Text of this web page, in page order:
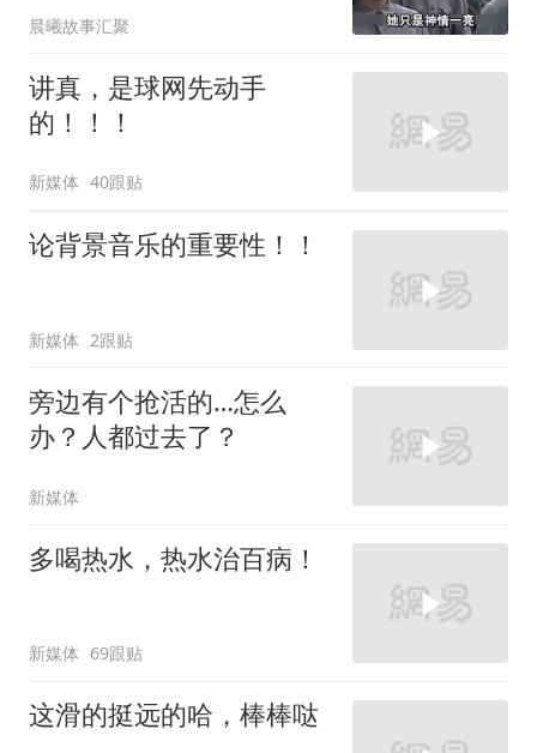
晨曦故事汇聚
讲真，是球网先动手
的！！！
新媒体 40跟贴
论背景音乐的重要性！！
新媒体 2跟贴
旁边有个抢活的…怎么
办？人都过去了？
新媒体
多喝热水，热水治百病！
新媒体 69跟贴
这滑的挺远的哈，棒棒哒